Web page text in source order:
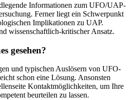
Informationen zum UFO/UAP-
Ferner liegt ein Schwerpunkt
Implikationen zu UAP.
wissenschaftlich-kritischer Ansatz.
gesehen?
und typischen Auslösern von UFO-
schon eine Lösung. Ansonsten
Kontaktmöglichkeiten, um Ihre
beurteilen zu lassen.